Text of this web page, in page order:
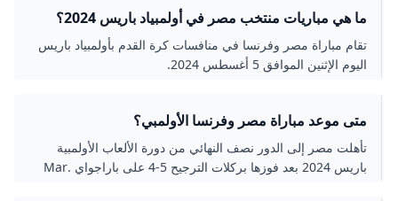
ما هي مباريات منتخب مصر في أولمبياد باريس 2024؟
تقام مباراة مصر وفرنسا في منافسات كرة القدم بأولمبياد باريس
اليوم الإثنين الموافق 5 أغسطس 2024.
متى موعد مباراة مصر وفرنسا الأولمبي؟
تأهلت مصر إلى الدور نصف النهائي من دورة الألعاب الأولمبية
باريس 2024 بعد فوزها بركلات الترجيح 5-4 على باراجواي .Mar